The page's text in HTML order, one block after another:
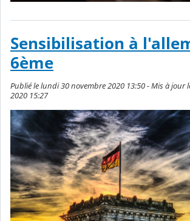
Sensibilisation à
6ème
Publié le lundi 30 novembre 2020 13:50 - Mis à jour
2020 15:27